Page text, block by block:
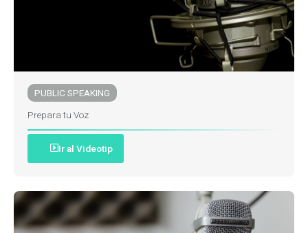
PUBLIC SPEAKING
Prepara tu Voz
Ir al Videotip